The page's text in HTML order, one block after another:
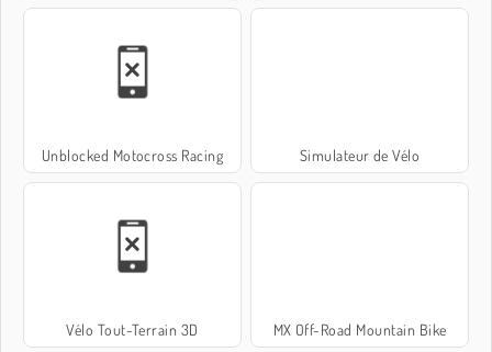
Unblocked Motocross Racing Simulateur de Vélo
Vélo Tout-Terrain 3D MX Off-Road Mountain Bike